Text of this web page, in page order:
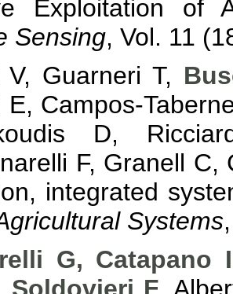
Exploitation of
Sensing, Vol. 11
V, Guarneri T,
E, Campos-
D,
F, Granell C,
integrated
Systems
G,